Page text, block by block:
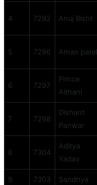
4 7292 Anuj Bisht
5 7296 Aman patel
6 7297
Prince
Aithani
7 7298
Dishant
Panwar
8 7304
Aditya
Yadav
9 7303 Sandhya